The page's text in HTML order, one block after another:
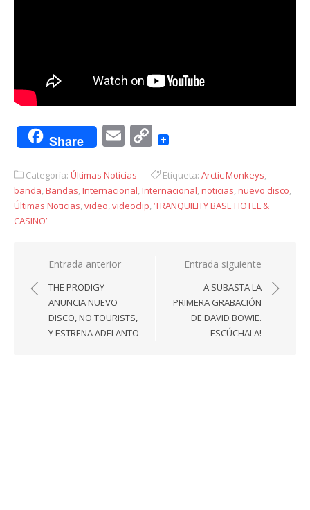
Share EmailCopy
Categoría: Últimas Noticias Etiqueta: Arctic Monkeys,
banda,Bandas,Internacional,Internacional,noticias,nuevo disco,
Últimas Noticias,video,videoclip,‘TRANQUILITY BASE HOTEL &
CASINO’
Navegación
de
entradas
Entrada anterior
THE PRODIGY
ANUNCIA NUEVO
DISCO, NO TOURISTS,
Y ESTRENA ADELANTO
Entrada siguiente
A SUBASTA LA
PRIMERA GRABACIÓN
DE DAVID BOWIE.
ESCÚCHALA!